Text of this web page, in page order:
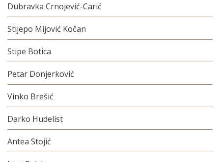
Dubravka Crnojević-Carić
Stijepo Mijović Kočan
Stipe Botica
Petar Donjerković
Vinko Brešić
Darko Hudelist
Antea Stojić